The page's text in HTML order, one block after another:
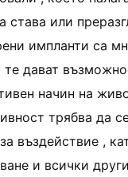
става или
импланти са
дават
начин на
трябва да
въздействие ,
и всички